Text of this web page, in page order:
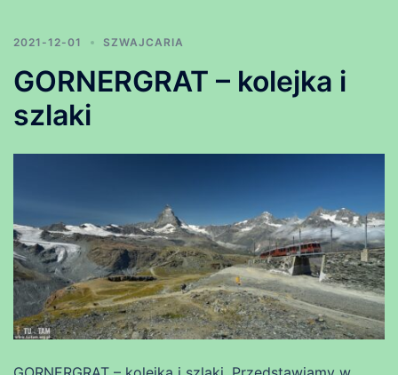
2021-12-01 SZWAJCARIA
GORNERGRAT – kolejka i
szlaki